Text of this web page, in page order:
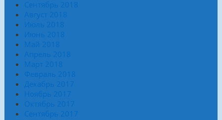
Сентябрь 2018
Август 2018
Июль 2018
Июнь 2018
Май 2018
Апрель 2018
Март 2018
Февраль 2018
Декабрь 2017
Ноябрь 2017
Октябрь 2017
Сентябрь 2017